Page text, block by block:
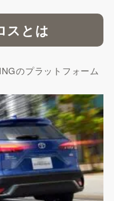
スとは
のプラットフォーム